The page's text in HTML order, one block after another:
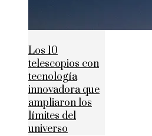
Los 10
telescopios con
tecnología
innovadora que
ampliaron los
límites del
universo